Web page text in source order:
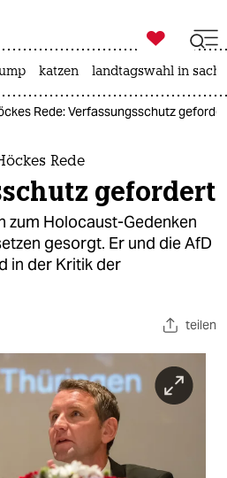
zahl ich
ich

taz zahl ich
katzen landtagswahl in
Rede: Verfassungsschutz
Rede
gefordert
zum Holocaust-Gedenken
gesorgt. Er und die AfD
in der Kritik der
teilen